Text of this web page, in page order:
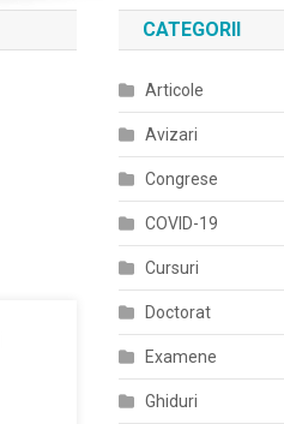
CATEGORII
Articole
Avizari
Congrese
COVID-19
Cursuri
Doctorat
Examene
Ghiduri